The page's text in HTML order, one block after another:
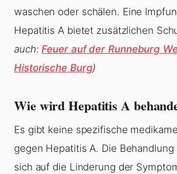
waschen oder schälen. Eine
Hepatitis A bietet zusätzlichen
auch:Feuer auf der Runneburg
Historische Burg)
Wie wird Hepatitis A
Es gibt keine spezifische
gegen Hepatitis A. Die
sich auf die Linderung der